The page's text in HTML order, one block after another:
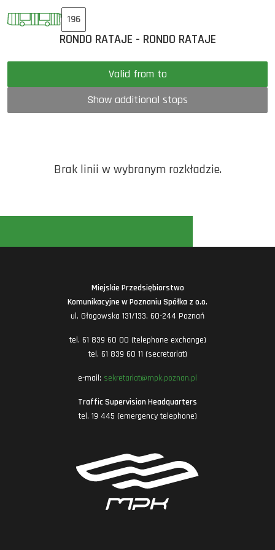
196
RONDO RATAJE - RONDO RATAJE
Valid from to
Show additional stops
Brak linii w wybranym rozkładzie.
Miejskie Przedsiębiorstwo
Komunikacyjne w Poznaniu Spółka z o.o.
ul. Głogowska 131/133, 60-244 Poznań
tel. 61 839 60 00 (telephone exchange)
tel. 61 839 60 11 (secretariat)
e-mail: sekretariat@mpk.poznan.pl
Traffic Supervision Headquarters
tel. 19 445 (emergency telephone)